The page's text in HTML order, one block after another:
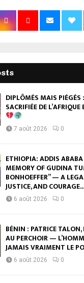
DIPLÔMÉS MAIS
SACRIFIÉE DE
7 août 2026 0
ETHIOPIA: ADDIS
MEMORY OF GUDINA
BONHOEFFER” — A
JUSTICE, AND COURAGE...
6 août 2026 0
BÉNIN : PATRICE TALON,
AU PERCHOIR —
JAMAIS VRAIMENT LE
6 août 2026 0